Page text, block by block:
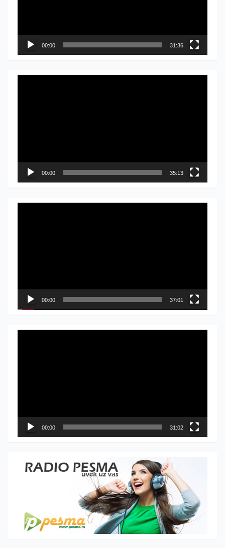
00:00 31:36
00:00 35:13
00:00 37:01
00:00 31:02